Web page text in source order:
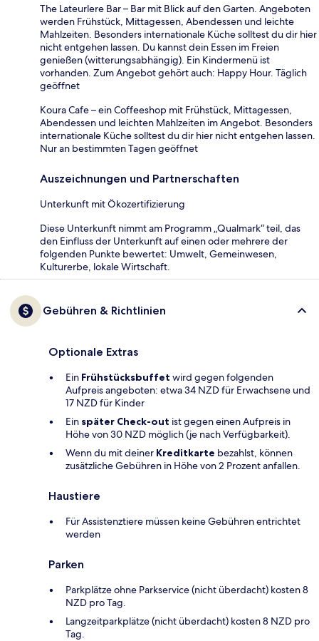
The Lateurlere Bar – Bar mit Blick auf den Garten. Angeboten
werden Frühstück, Mittagessen, Abendessen und leichte
Mahlzeiten. Besonders internationale Küche solltest du dir hier
nicht entgehen lassen. Du kannst dein Essen im Freien
genießen (witterungsabhängig). Ein Kindermenü ist
vorhanden. Zum Angebot gehört auch: Happy Hour. Täglich
geöffnet
Koura Cafe – ein Coffeeshop mit Frühstück, Mittagessen,
Abendessen und leichten Mahlzeiten im Angebot. Besonders
internationale Küche solltest du dir hier nicht entgehen lassen.
Nur an bestimmten Tagen geöffnet
Auszeichnungen und Partnerschaften
Unterkunft mit Ökozertifizierung
Diese Unterkunft nimmt am Programm „Qualmark“ teil, das
den Einfluss der Unterkunft auf einen oder mehrere der
folgenden Punkte bewertet: Umwelt, Gemeinwesen,
Kulturerbe, lokale Wirtschaft.
Gebühren & Richtlinien
Optionale Extras
Ein Frühstücksbuffet wird gegen folgenden
Aufpreis angeboten: etwa 34 NZD für Erwachsene und
17 NZD für Kinder
Ein später Check-out ist gegen einen Aufpreis in
Höhe von 30 NZD möglich (je nach Verfügbarkeit).
Wenn du mit deiner Kreditkarte bezahlst, können
zusätzliche Gebühren in Höhe von 2 Prozent anfallen.
Haustiere
Für Assistenztiere müssen keine Gebühren entrichtet
werden
Parken
Parkplätze ohne Parkservice (nicht überdacht) kosten 8
NZD pro Tag.
Langzeitparkplätze (nicht überdacht) kosten 8 NZD pro
Tag.